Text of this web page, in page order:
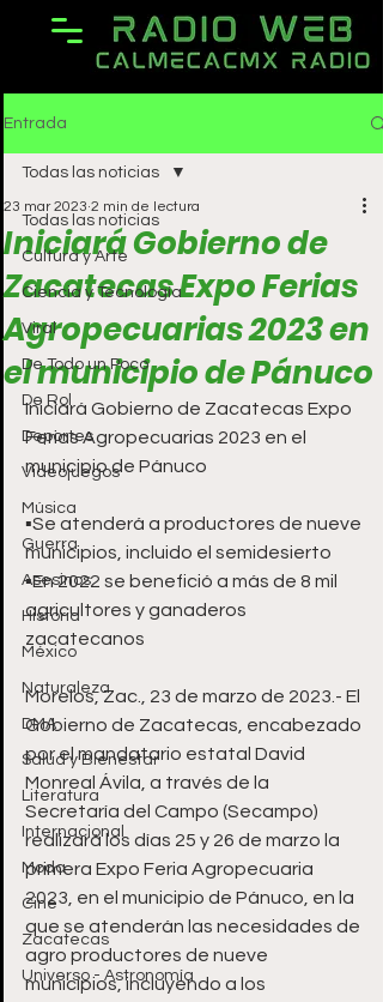
Entrada
Todas las noticias
Cultura y Arte
Ciencia y Tecnología
Viral
De Todo un Poco
De Rol
Deportes
Videojuegos
Música
Guerra
Asesinos
Historia
México
Naturaleza
DMA
Salud y Bienestar
Literatura
Internacional
Moda
Cine
Zacatecas
Universo - Astronomía
Todas las noticias
Iniciará Gobierno de
Zacatecas Expo Ferias
Agropecuarias 2023 en
el municipio de Pánuco
23 mar 2023 2 min de lectura
Iniciará Gobierno de Zacatecas Expo
Ferias Agropecuarias 2023 en el
municipio de Pánuco
▪️Se atenderá a productores de nueve
municipios, incluido el semidesierto
▪️En 2022 se benefició a más de 8 mil
agricultores y ganaderos
zacatecanos
Morelos, Zac., 23 de marzo de 2023.- El
Gobierno de Zacatecas, encabezado
por el mandatario estatal David
Monreal Ávila, a través de la
Secretaría del Campo (Secampo)
realizará los días 25 y 26 de marzo la
primera Expo Feria Agropecuaria
2023, en el municipio de Pánuco, en la
que se atenderán las necesidades de
agro productores de nueve
municipios, incluyendo a los